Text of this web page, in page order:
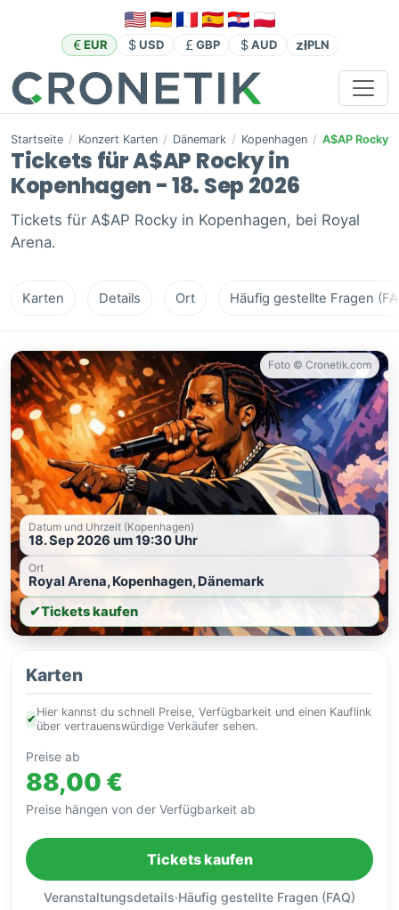
EUR USD GBP AUD złPLN
Startseite / Konzert Karten / Dänemark / Kopenhagen / A$AP Rocky
Tickets für A$AP Rocky in
Kopenhagen - 18. Sep 2026
Tickets für A$AP Rocky in Kopenhagen, bei Royal
Arena.
Karten Details Ort Häufig gestellte Fragen
Foto © Cronetik.com
Datum und Uhrzeit (Kopenhagen)
18. Sep 2026 um 19:30 Uhr
Ort
Royal Arena, Kopenhagen, Dänemark
✔Tickets kaufen
Karten
✔
Hier kannst du schnell Preise, Verfügbarkeit und einen Kauflink
über vertrauenswürdige Verkäufer sehen.
Preise ab
88,00 €
Preise hängen von der Verfügbarkeit ab
Tickets kaufen
Veranstaltungsdetails·Häufig gestellte Fragen (FAQ)